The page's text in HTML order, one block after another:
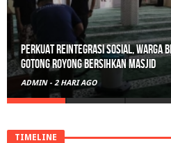
Perkuat Reintegrasi Sosial, Warga
Gotong Royong Bersihkan Masjid
ADMIN - 2 HARI AGO
TIMELINE